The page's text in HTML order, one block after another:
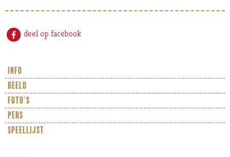
deel op facebook
info
beeld
foto's
pers
speellijst